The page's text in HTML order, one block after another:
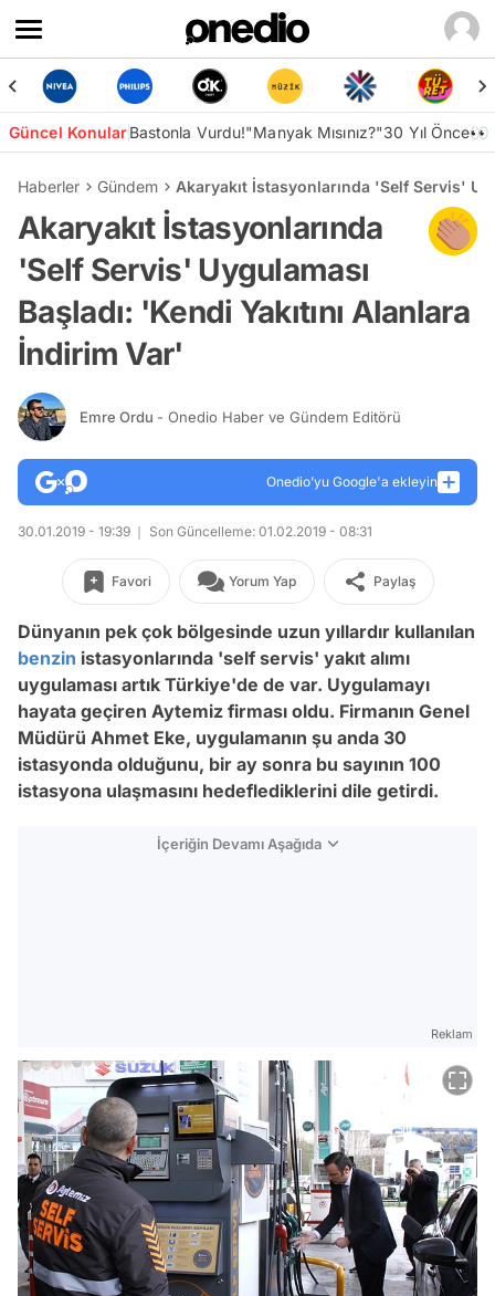
Güncel KonularBastonla Vurdu!"Manyak Mısınız?"30 Yıl Önce👀
Haberler Gündem Akaryakıt İstasyonlarında 'Self Servis'
Akaryakıt İstasyonlarında
'Self Servis' Uygulaması
Başladı: 'Kendi Yakıtını Alanlara
İndirim Var'
Emre Ordu - Onedio Haber ve Gündem Editörü
Onedio’yu Google'a ekleyin
30.01.2019 - 19:39 Son Güncelleme: 01.02.2019 - 08:31
Favori Yorum Yap Paylaş
Dünyanın pek çok bölgesinde uzun yıllardır kullanılan
benzin istasyonlarında 'self servis' yakıt alımı
uygulaması artık Türkiye'de de var. Uygulamayı
hayata geçiren Aytemiz firması oldu. Firmanın Genel
Müdürü Ahmet Eke, uygulamanın şu anda 30
istasyonda olduğunu, bir ay sonra bu sayının 100
istasyona ulaşmasını hedeflediklerini dile getirdi.
İçeriğin Devamı Aşağıda
Reklam